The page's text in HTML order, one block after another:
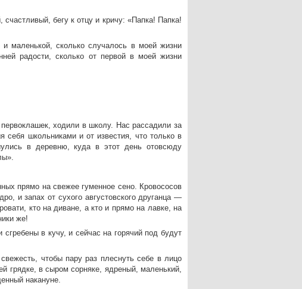
бегу к отцу и кричу: «Папка! Папка!
маленькой, сколько случалось в моей жизни
радости, сколько от первой в моей жизни
ходили в школу. Нас рассадили за
школьниками и от известия, что только в
в деревню, куда в этот день отовсюду
прямо на свежее гуменное сено. Кровососов
и запах от сухого августовского друганца —
кто на диване, а кто и прямо на лавке, на
же!
в кучу, и сейчас на горячий под будут
чтобы пару раз плеснуть себе в лицо
грядке, в сыром сорняке, ядреный, маленький,
накануне.